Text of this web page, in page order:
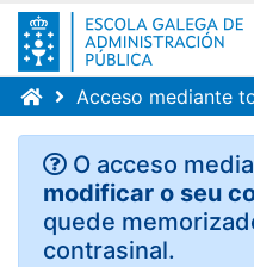
Acceso mediante
O acceso
modificar o seu
quede
contrasinal.